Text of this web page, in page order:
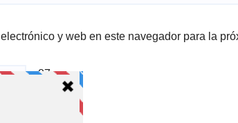
y web en este navegador para la
= 87